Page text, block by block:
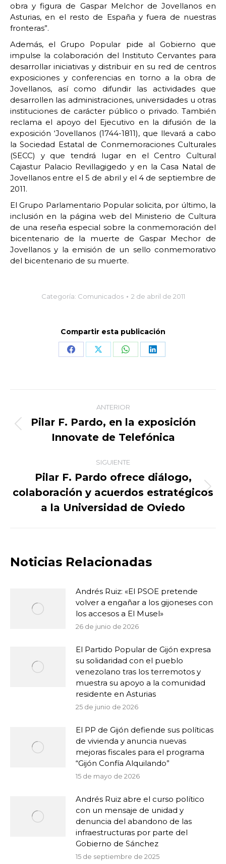
obra y figura de Gaspar Melchor de Jovellanos en
Asturias, en el resto de España y fuera de nuestras
fronteras”.
Además, el Grupo Popular pide al Gobierno que
impulse la colaboración del Instituto Cervantes para
desarrollar iniciativas y distribuir en su red de centros
exposiciones y conferencias en torno a la obra de
Jovellanos, así como difundir las actividades que
desarrollen las administraciones, universidades u otras
instituciones de carácter público o privado. También
reclama el apoyo del Ejecutivo en la difusión de la
exposición ‘Jovellanos (1744-1811), que llevará a cabo
la Sociedad Estatal de Conmemoraciones Culturales
(SECC) y que tendrá lugar en el Centro Cultural
Cajastur Palacio Revillagigedo y en la Casa Natal de
Jovellanos entre el 5 de abril y el 4 de septiembre de
2011.
El Grupo Parlamentario Popular solicita, por último, la
inclusión en la página web del Ministerio de Cultura
de una reseña especial sobre la conmemoración del
bicentenario de la muerte de Gaspar Mechor de
Jovellanos y la emisión de un sello conmemorativo
del bicentenario de su muerte.
Categoría: Comunicados 2 de abril de 2011
Compartir esta publicación
Share Share Share Share
Navegación
entre
publicaciones
ANTERIOR
Publicación
anterior:
Pilar F. Pardo, en la exposición
Innovate de Telefónica
SIGUIENTE
Publicación
siguiente:
Pilar F. Pardo ofrece diálogo,
colaboración y acuerdos estratégicos
a la Universidad de Oviedo
Noticias Relacionadas
Andrés Ruiz: «El PSOE pretende
volver a engañar a los gijoneses con
los accesos a El Musel»
26 de junio de 2026
El Partido Popular de Gijón expresa
su solidaridad con el pueblo
venezolano tras los terremotos y
muestra su apoyo a la comunidad
residente en Asturias
25 de junio de 2026
El PP de Gijón defiende sus políticas
de vivienda y anuncia nuevas
mejoras fiscales para el programa
“Gijón Confía Alquilando”
15 de mayo de 2026
Andrés Ruiz abre el curso político
con un mensaje de unidad y
denuncia del abandono de las
infraestructuras por parte del
Gobierno de Sánchez
15 de septiembre de 2025